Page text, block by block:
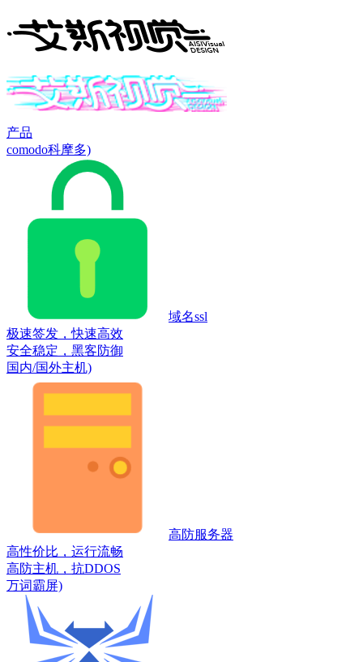
产品
comodo科摩多)
域名ssl
极速签发，快速高效
安全稳定，黑客防御
国内/国外主机)
高防服务器
高性价比，运行流畅
高防主机，抗DDOS
万词霸屏)